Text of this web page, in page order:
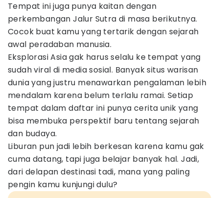
Tempat ini juga punya kaitan dengan
perkembangan Jalur Sutra di masa berikutnya.
Cocok buat kamu yang tertarik dengan sejarah
awal peradaban manusia.
Eksplorasi Asia gak harus selalu ke tempat yang
sudah viral di media sosial. Banyak situs warisan
dunia yang justru menawarkan pengalaman lebih
mendalam karena belum terlalu ramai. Setiap
tempat dalam daftar ini punya cerita unik yang
bisa membuka perspektif baru tentang sejarah
dan budaya.
Liburan pun jadi lebih berkesan karena kamu gak
cuma datang, tapi juga belajar banyak hal. Jadi,
dari delapan destinasi tadi, mana yang paling
pengin kamu kunjungi dulu?